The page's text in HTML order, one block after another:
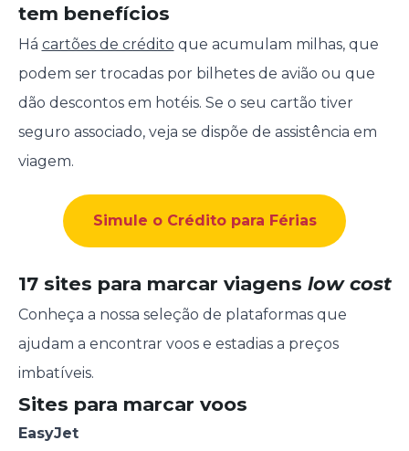
tem benefícios
Há cartões de crédito que acumulam milhas, que
podem ser trocadas por bilhetes de avião ou que
dão descontos em hotéis. Se o seu cartão tiver
seguro associado, veja se dispõe de assistência em
viagem.
Simule o Crédito para Férias
17 sites para marcar viagens low cost
Conheça a nossa seleção de plataformas que
ajudam a encontrar voos e estadias a preços
imbatíveis.
Sites para marcar voos
EasyJet